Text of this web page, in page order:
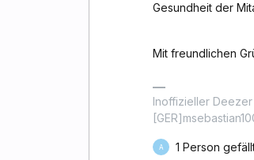
Gesundheit der
Mit freundlichen
Inoffizieller
A 1 Person